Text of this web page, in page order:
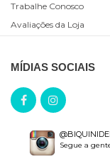
Trabalhe Conosco
Avaliações da Loja
MÍDIAS SOCIAIS
Segue a